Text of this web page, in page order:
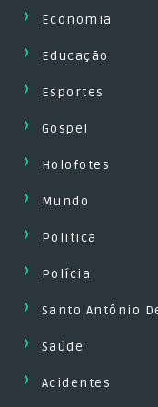
Economia
Educação
Esportes
Gospel
Holofotes
Mundo
Politica
Polícia
Santo Antônio
Saúde
Acidentes